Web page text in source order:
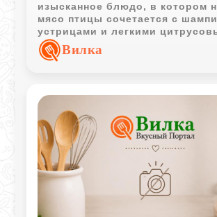
изысканное блюдо, в котором
мясо птицы сочетается с
устрицами и легкими
нотками. Такое сочетание
классической европейской
Вилка